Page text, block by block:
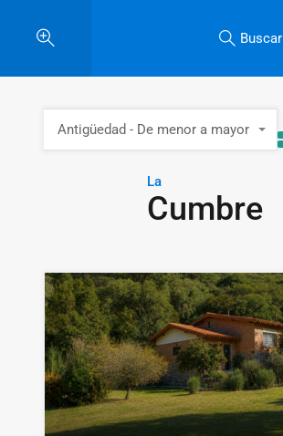
Buscar
La
Cumbre
Antigüedad - De menor a mayor